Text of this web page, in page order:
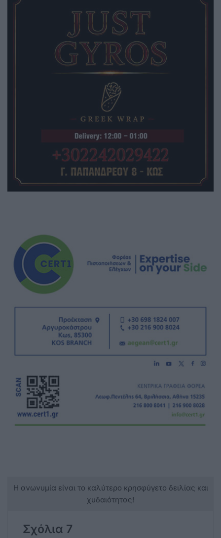
Η ανωνυμία είναι το καλύτερο κρησφύγετο δειλίας και
χυδαιότητας!
Σχόλια 7